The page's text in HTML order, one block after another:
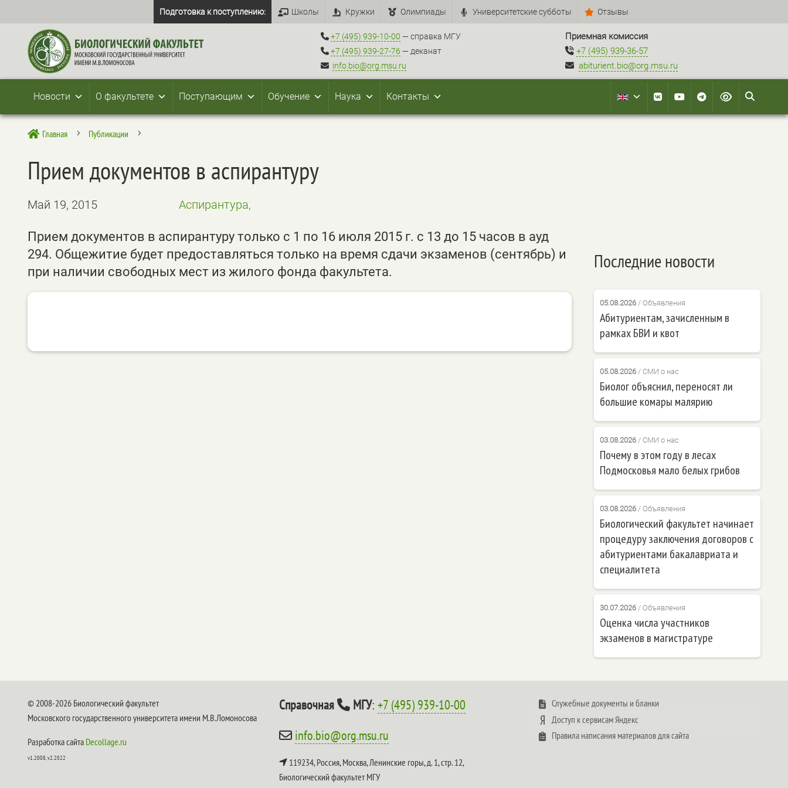
Подготовка к поступлению: Школы Кружки Олимпиады Университетские субботы Отзывы
+7 (495) 939-10-00 — справка МГУ
+7 (495) 939-27-76 — деканат
info.bio@org.msu.ru
Приемная комиссия
+7 (495) 939-36-57
abiturient.bio@org.msu.ru
Новости О факультете Поступающим Обучение Наука Контакты
 Главная 5 Публикации 5
Прием документов в аспирантуру
Май 19, 2015 Аспирантура,
Прием документов в аспирантуру только с 1 по 16 июля 2015 г. с 13 до 15 часов в ауд
294. Общежитие будет предоставляться только на время сдачи экзаменов (сентябрь) и
при наличии свободных мест из жилого фонда факультета.
Последние новости
05.08.2026/ Объявления
Абитуриентам, зачисленным в
рамках БВИ и квот
05.08.2026/ СМИ о нас
Биолог объяснил, переносят ли
большие комары малярию
03.08.2026/ СМИ о нас
Почему в этом году в лесах
Подмосковья мало белых грибов
03.08.2026/ Объявления
Биологический факультет начинает
процедуру заключения договоров с
абитуриентами бакалавриата и
специалитета
30.07.2026/ Объявления
Оценка числа участников
экзаменов в магистратуре
© 2008-2026 Биологический факультет
Московского государственного университета имени М.В.Ломоносова
Разработка сайта Decollage.ru
v1.2008, v2.2022
Справочная МГУ:+7 (495) 939-10-00
info.bio@org.msu.ru
119234, Россия, Москва, Ленинские горы, д. 1, стр. 12,
Биологический факультет МГУ
Служебные документы и бланки
Доступ к сервисам Яндекс
Правила написания материалов для сайта